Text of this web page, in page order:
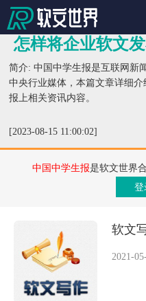
怎样将企业软文
简介: 中国中学生报是互联网新
中央行业媒体，本篇文章详细
报上相关资讯内容。
[2023-08-15 11:00:02]
中国中学生报是软文世界
登
软文
2021-